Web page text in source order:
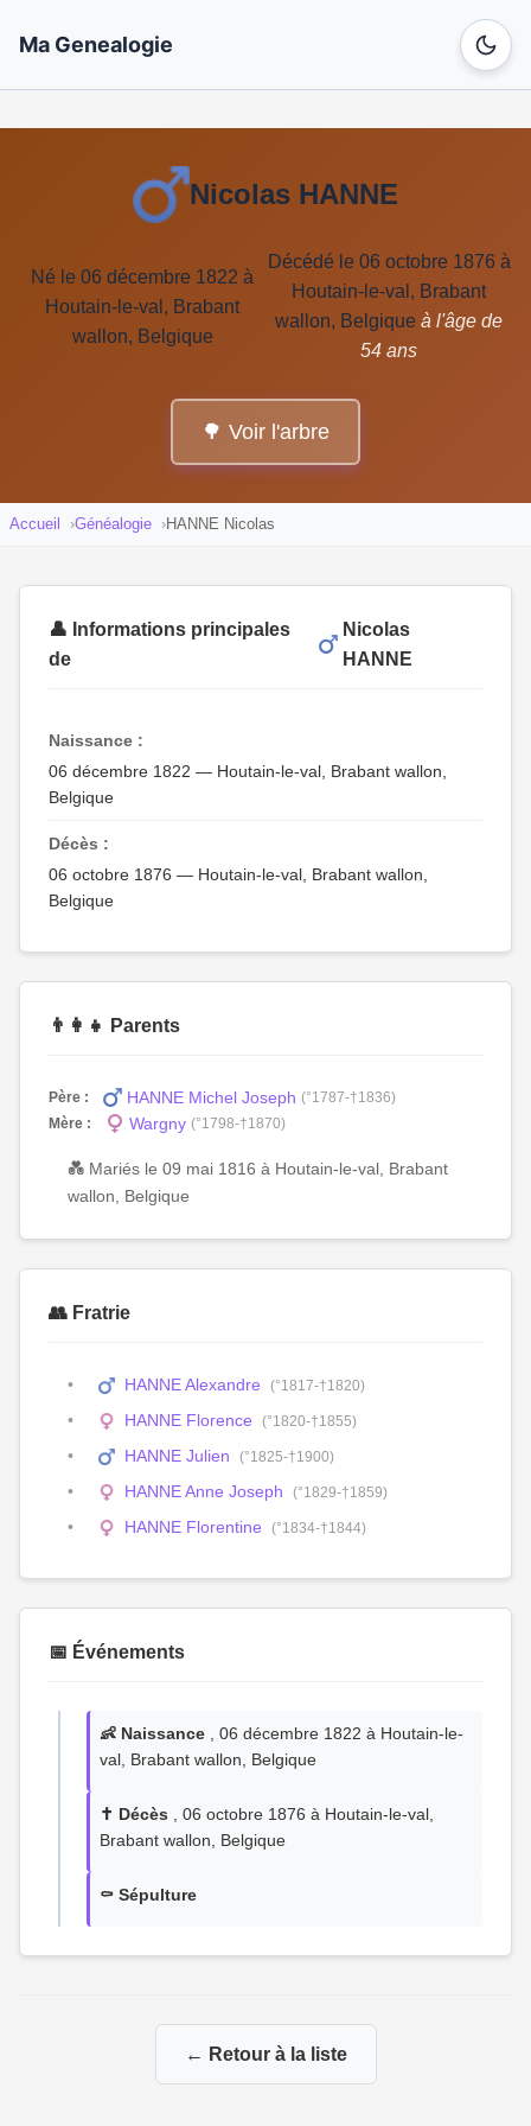
Ma Genealogie
Nicolas HANNE
Né le 06 décembre 1822 à
Houtain-le-val, Brabant
wallon, Belgique
Décédé le 06 octobre 1876 à
Houtain-le-val, Brabant
wallon, Belgique à l'âge de
54 ans
🌳 Voir l'arbre
Accueil Généalogie HANNE Nicolas
👤 Informations principales
de
Nicolas
HANNE
Naissance :
06 décembre 1822 — Houtain-le-val, Brabant wallon,
Belgique
Décès :
06 octobre 1876 — Houtain-le-val, Brabant wallon,
Belgique
👨‍👩‍👧 Parents
Père : HANNE Michel Joseph (°1787-†1836)
Mère :
Wargny (°1798-†1870)
💑 Mariés le 09 mai 1816 à Houtain-le-val, Brabant
wallon, Belgique
👥 Fratrie
HANNE Alexandre (°1817-†1820)
HANNE Florence (°1820-†1855)
HANNE Julien (°1825-†1900)
HANNE Anne Joseph (°1829-†1859)
HANNE Florentine (°1834-†1844)
📅 Événements
👶 Naissance , 06 décembre 1822 à Houtain-le-
val, Brabant wallon, Belgique
✝️ Décès , 06 octobre 1876 à Houtain-le-val,
Brabant wallon, Belgique
⚰️ Sépulture
← Retour à la liste